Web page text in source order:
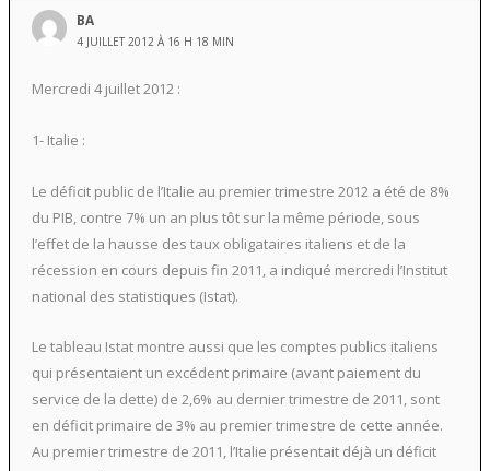
BA
4 JUILLET 2012 À 16 H 18 MIN
Mercredi 4 juillet 2012 :
1- Italie :
Le déficit public de l’Italie au premier trimestre 2012 a été de 8%
du PIB, contre 7% un an plus tôt sur la même période, sous
l’effet de la hausse des taux obligataires italiens et de la
récession en cours depuis fin 2011, a indiqué mercredi l’Institut
national des statistiques (Istat).
Le tableau Istat montre aussi que les comptes publics italiens
qui présentaient un excédent primaire (avant paiement du
service de la dette) de 2,6% au dernier trimestre de 2011, sont
en déficit primaire de 3% au premier trimestre de cette année.
Au premier trimestre de 2011, l’Italie présentait déjà un déficit